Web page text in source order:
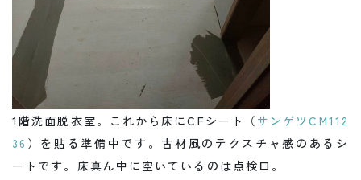
1階洗面脱衣室。これから床にCFシート（ サンゲツCM112
36 ）を貼る準備中です。古材風のテクスチャ感のあるシ
ートです。床真ん中に空いているのは点検口。